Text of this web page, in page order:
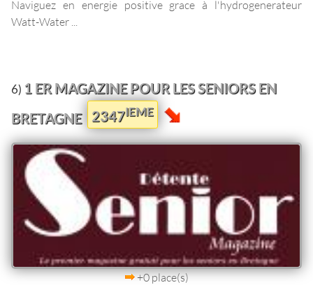
Naviguez en energie positive grace à l'hydrogenerateur
Watt-Water ...
6) 1 ER MAGAZINE POUR LES SENIORS EN
BRETAGNE
2347IEME
+0 place(s)